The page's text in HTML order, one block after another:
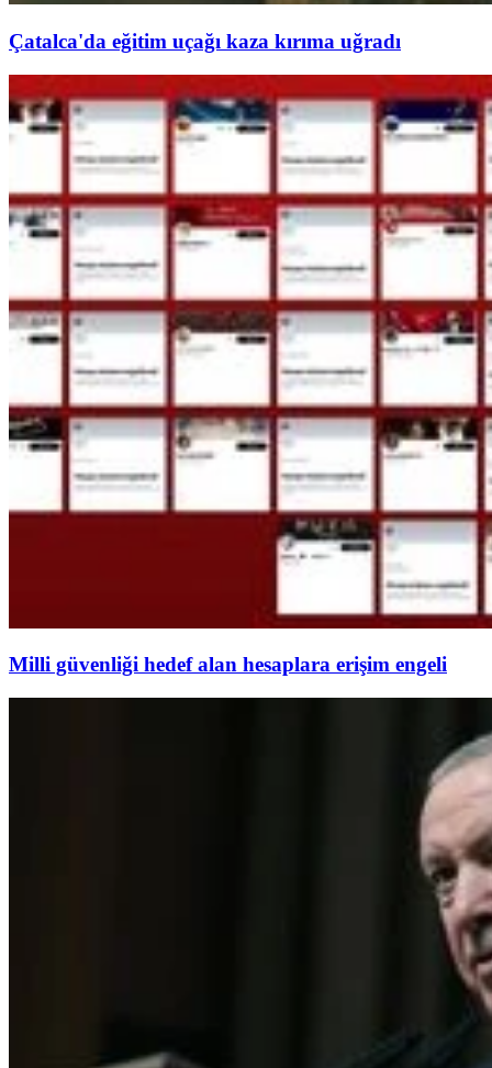
Çatalca'da eğitim uçağı kaza kırıma uğradı
Milli güvenliği hedef alan hesaplara erişim engeli